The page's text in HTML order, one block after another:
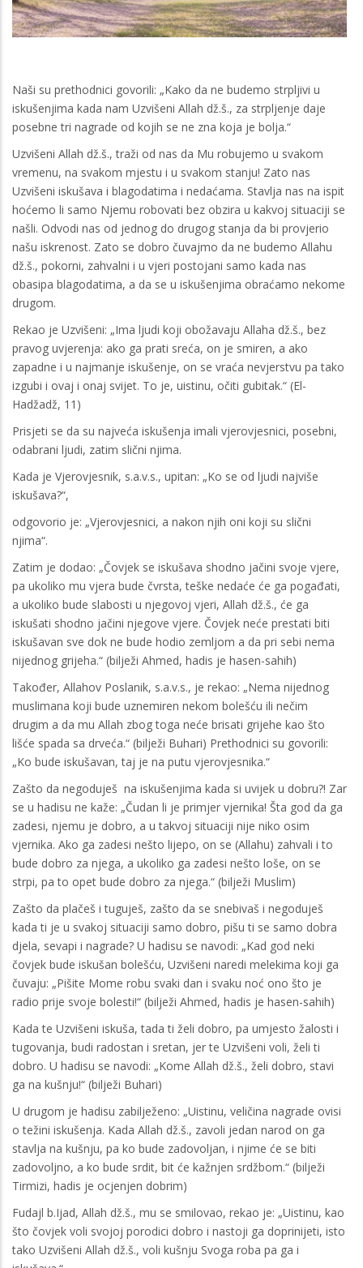
Naši su prethodnici govorili: „Kako da ne budemo strpljivi u
iskušenjima kada nam Uzvišeni Allah dž.š., za strpljenje daje
posebne tri nagrade od kojih se ne zna koja je bolja.“
Uzvišeni Allah dž.š., traži od nas da Mu robujemo u svakom
vremenu, na svakom mjestu i u svakom stanju! Zato nas
Uzvišeni iskušava i blagodatima i nedaćama. Stavlja nas na ispit
hoćemo li samo Njemu robovati bez obzira u kakvoj situaciji se
našli. Odvodi nas od jednog do drugog stanja da bi provjerio
našu iskrenost. Zato se dobro čuvajmo da ne budemo Allahu
dž.š., pokorni, zahvalni i u vjeri postojani samo kada nas
obasipa blagodatima, a da se u iskušenjima obraćamo nekome
drugom.
Rekao je Uzvišeni: „Ima ljudi koji obožavaju Allaha dž.š., bez
pravog uvjerenja: ako ga prati sreća, on je smiren, a ako
zapadne i u najmanje iskušenje, on se vraća nevjerstvu pa tako
izgubi i ovaj i onaj svijet. To je, uistinu, očiti gubitak.“ (El-
Hadžadž, 11)
Prisjeti se da su najveća iskušenja imali vjerovjesnici, posebni,
odabrani ljudi, zatim slični njima.
Kada je Vjerovjesnik, s.a.v.s., upitan: „Ko se od ljudi najviše
iskušava?“,
odgovorio je: „Vjerovjesnici, a nakon njih oni koji su slični
njima“.
Zatim je dodao: „Čovjek se iskušava shodno jačini svoje vjere,
pa ukoliko mu vjera bude čvrsta, teške nedaće će ga pogađati,
a ukoliko bude slabosti u njegovoj vjeri, Allah dž.š., će ga
iskušati shodno jačini njegove vjere. Čovjek neće prestati biti
iskušavan sve dok ne bude hodio zemljom a da pri sebi nema
nijednog grijeha.“ (bilježi Ahmed, hadis je hasen-sahih)
Također, Allahov Poslanik, s.a.v.s., je rekao: „Nema nijednog
muslimana koji bude uznemiren nekom bolešću ili nečim
drugim a da mu Allah zbog toga neće brisati grijehe kao što
lišće spada sa drveća.“ (bilježi Buhari) Prethodnici su govorili:
„Ko bude iskušavan, taj je na putu vjerovjesnika.“
Zašto da negoduješ na iskušenjima kada si uvijek u dobru?! Zar
se u hadisu ne kaže: „Čudan li je primjer vjernika! Šta god da ga
zadesi, njemu je dobro, a u takvoj situaciji nije niko osim
vjernika. Ako ga zadesi nešto lijepo, on se (Allahu) zahvali i to
bude dobro za njega, a ukoliko ga zadesi nešto loše, on se
strpi, pa to opet bude dobro za njega.“ (bilježi Muslim)
Zašto da plačeš i tuguješ, zašto da se snebivaš i negoduješ
kada ti je u svakoj situaciji samo dobro, pišu ti se samo dobra
djela, sevapi i nagrade? U hadisu se navodi: „Kad god neki
čovjek bude iskušan bolešću, Uzvišeni naredi melekima koji ga
čuvaju: „Pišite Mome robu svaki dan i svaku noć ono što je
radio prije svoje bolesti!“ (bilježi Ahmed, hadis je hasen-sahih)
Kada te Uzvišeni iskuša, tada ti želi dobro, pa umjesto žalosti i
tugovanja, budi radostan i sretan, jer te Uzvišeni voli, želi ti
dobro. U hadisu se navodi: „Kome Allah dž.š., želi dobro, stavi
ga na kušnju!“ (bilježi Buhari)
U drugom je hadisu zabilježeno: „Uistinu, veličina nagrade ovisi
o težini iskušenja. Kada Allah dž.š., zavoli jedan narod on ga
stavlja na kušnju, pa ko bude zadovoljan, i njime će se biti
zadovoljno, a ko bude srdit, bit će kažnjen srdžbom.“ (bilježi
Tirmizi, hadis je ocjenjen dobrim)
Fudajl b.Ijad, Allah dž.š., mu se smilovao, rekao je: „Uistinu, kao
što čovjek voli svojoj porodici dobro i nastoji ga doprinijeti, isto
tako Uzvišeni Allah dž.š., voli kušnju Svoga roba pa ga i